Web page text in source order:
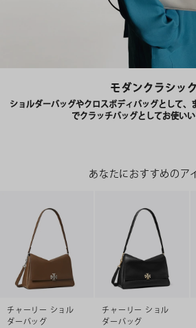
モダンクラシック
ショルダーバッグやクロスボディバッグとして、
でクラッチバッグとしてお使い
あなたにおすすめのア
チャーリー ショル
ダーバッグ
チャーリー ショル
ダーバッグ